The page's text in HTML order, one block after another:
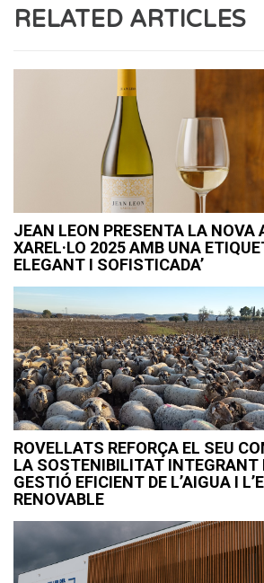
RELATED ARTICLES
JEAN LEON PRESENTA LA NOVA
XAREL·LO 2025 AMB UNA
ELEGANT I SOFISTICADA’
ROVELLATS REFORÇA EL SEU
LA SOSTENIBILITAT INTEGRANT
GESTIÓ EFICIENT DE L’AIGUA I
RENOVABLE